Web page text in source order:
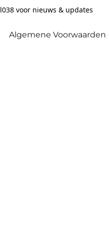
voor nieuws & updates
Algemene Voorwaarden